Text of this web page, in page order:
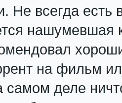
Не всегда есть
нашумевшая
на фильм
самом деле